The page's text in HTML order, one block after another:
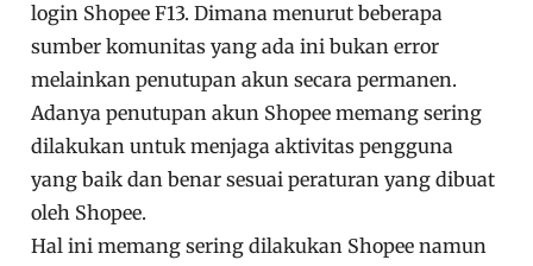
login Shopee F13. Dimana menurut beberapa
sumber komunitas yang ada ini bukan error
melainkan penutupan akun secara permanen.
Adanya penutupan akun Shopee memang sering
dilakukan untuk menjaga aktivitas pengguna
yang baik dan benar sesuai peraturan yang dibuat
oleh Shopee.
Hal ini memang sering dilakukan Shopee namun